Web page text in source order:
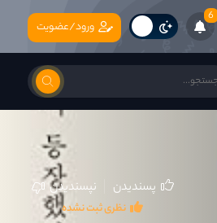
6
ورود/عضویت
پسندیدن نپسندیدن
نظری ثبت نشده